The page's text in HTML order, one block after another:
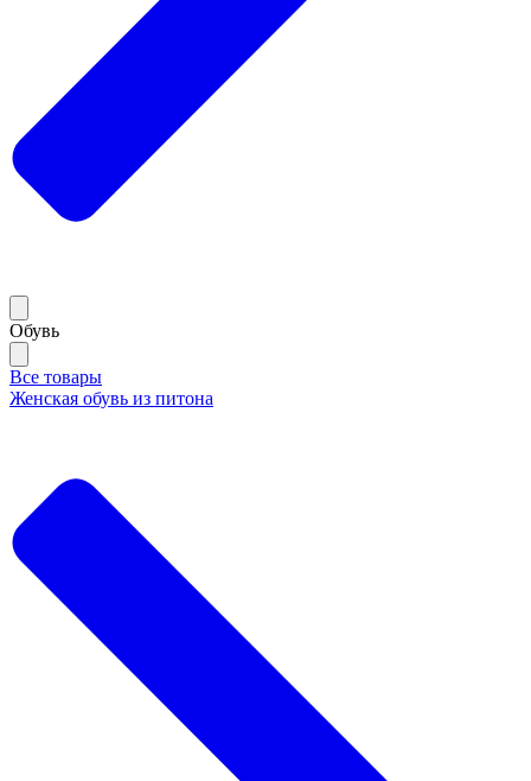
Обувь
Все товары
Женская обувь из питона